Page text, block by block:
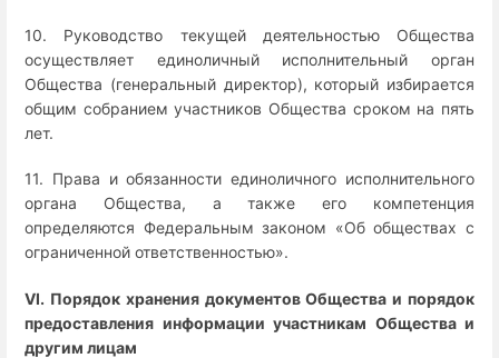
10. Руководство текущей деятельностью Общества
осуществляет единоличный исполнительный орган
Общества (генеральный директор), который избирается
общим собранием участников Общества сроком на пять
лет.
11. Права и обязанности единоличного исполнительного
органа Общества, а также его компетенция
определяются Федеральным законом «Об обществах с
ограниченной ответственностью».
VI. Порядок хранения документов Общества и порядок
предоставления информации участникам Общества и
другим лицам